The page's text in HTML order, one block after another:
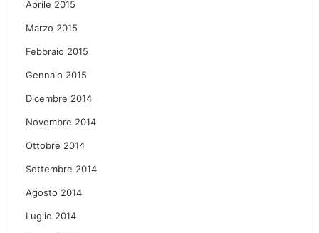
Aprile 2015
Marzo 2015
Febbraio 2015
Gennaio 2015
Dicembre 2014
Novembre 2014
Ottobre 2014
Settembre 2014
Agosto 2014
Luglio 2014